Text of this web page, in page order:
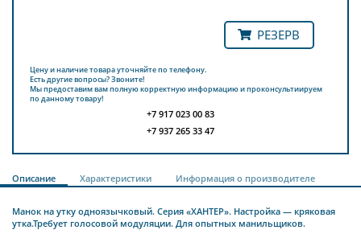
РЕЗЕРВ
Цену и наличие товара уточняйте по телефону.
Есть другие вопросы? Звоните!
Мы предоставим вам полную корректную информацию и проконсультиируем
по данному товару!
+7 917 023 00 83
+7 937 265 33 47
Описание Характеристики Информация о производителе
Манок на утку одноязычковый. Серия «ХАНТЕР». Настройка — кряковая
утка.Требует голосовой модуляции. Для опытных манильщиков.